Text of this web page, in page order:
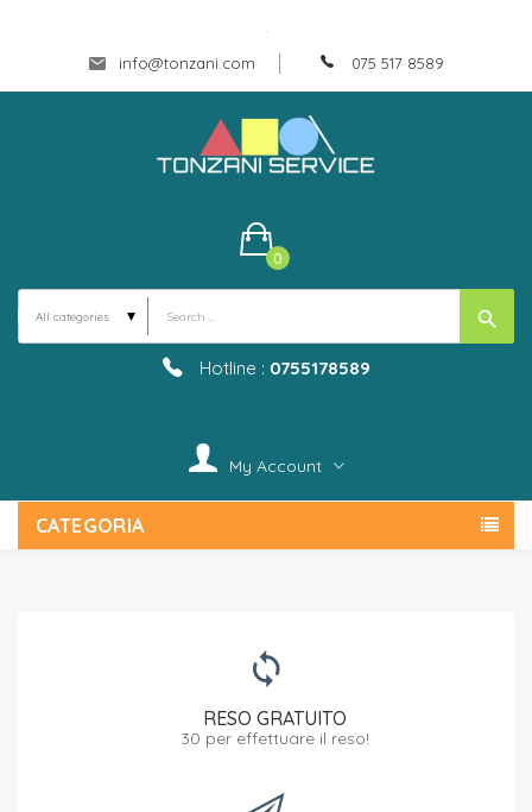
.
info@tonzani.com 075 517 8589
0
search
Hotline : 0755178589
.
My Account
CATEGORIA
RESO GRATUITO
30 per effettuare il reso!